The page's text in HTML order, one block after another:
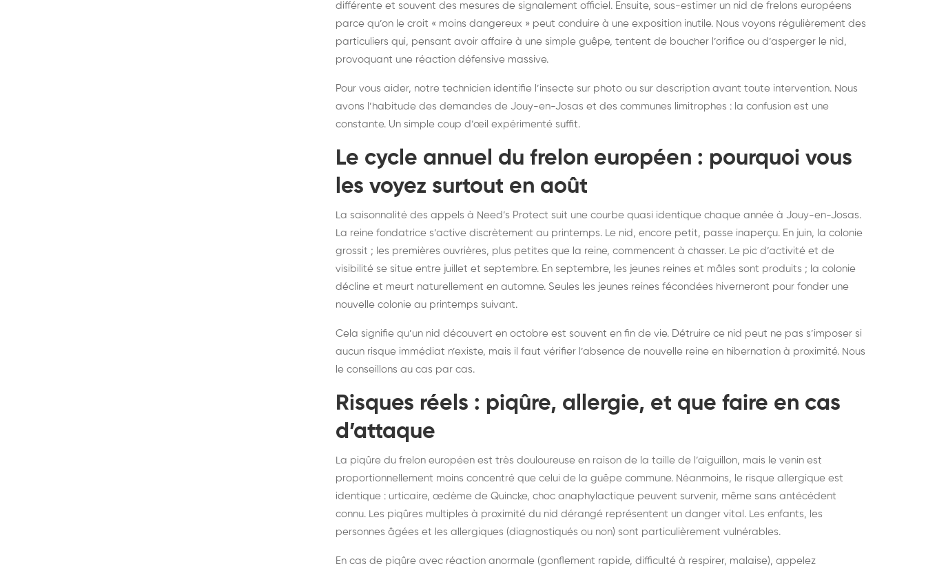
différente et souvent des mesures de signalement officiel. Ensuite, sous-estimer un nid de frelons européens
parce qu’on le croit « moins dangereux » peut conduire à une exposition inutile. Nous voyons régulièrement des
particuliers qui, pensant avoir affaire à une simple guêpe, tentent de boucher l’orifice ou d’asperger le nid,
provoquant une réaction défensive massive.
Pour vous aider, notre technicien identifie l’insecte sur photo ou sur description avant toute intervention. Nous
avons l’habitude des demandes de Jouy-en-Josas et des communes limitrophes : la confusion est une
constante. Un simple coup d’œil expérimenté suffit.
Le cycle annuel du frelon européen : pourquoi vous
les voyez surtout en août
La saisonnalité des appels à Need’s Protect suit une courbe quasi identique chaque année à Jouy-en-Josas.
La reine fondatrice s’active discrètement au printemps. Le nid, encore petit, passe inaperçu. En juin, la colonie
grossit ; les premières ouvrières, plus petites que la reine, commencent à chasser. Le pic d’activité et de
visibilité se situe entre juillet et septembre. En septembre, les jeunes reines et mâles sont produits ; la colonie
décline et meurt naturellement en automne. Seules les jeunes reines fécondées hiverneront pour fonder une
nouvelle colonie au printemps suivant.
Cela signifie qu’un nid découvert en octobre est souvent en fin de vie. Détruire ce nid peut ne pas s’imposer si
aucun risque immédiat n’existe, mais il faut vérifier l’absence de nouvelle reine en hibernation à proximité. Nous
le conseillons au cas par cas.
Risques réels : piqûre, allergie, et que faire en cas
d’attaque
La piqûre du frelon européen est très douloureuse en raison de la taille de l’aiguillon, mais le venin est
proportionnellement moins concentré que celui de la guêpe commune. Néanmoins, le risque allergique est
identique : urticaire, œdème de Quincke, choc anaphylactique peuvent survenir, même sans antécédent
connu. Les piqûres multiples à proximité du nid dérangé représentent un danger vital. Les enfants, les
personnes âgées et les allergiques (diagnostiqués ou non) sont particulièrement vulnérables.
En cas de piqûre avec réaction anormale (gonflement rapide, difficulté à respirer, malaise), appelez